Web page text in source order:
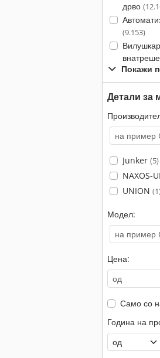
дрво
(9.153)
Покажи
Детали за
Junker (5)
NAXOS-
UNION
Модел:
Цена:
Само со
Година на